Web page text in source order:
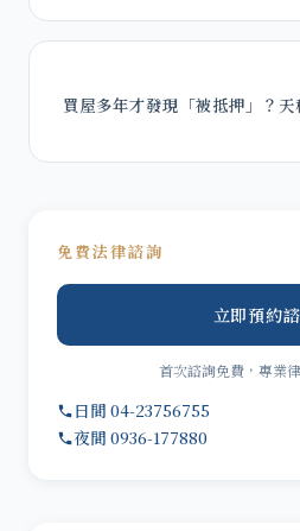
買屋多年才發現「被抵押」？
免費法律諮詢
立即預約
首次諮詢免費，專業
日間 04-23756755
夜間 0936-177880